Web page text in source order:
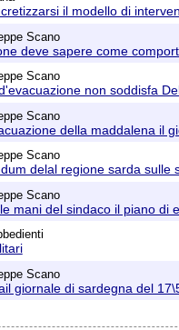
il modello di
Scano
deve sapere come
Scano
non soddisfa
Scano
della maddalena il
Scano
delal regione sarda sulle
Scano
mani del sindaco il piano di
Scano
giornale di sardegna del